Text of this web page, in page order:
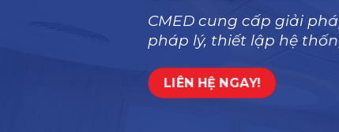
CMED cung cấp giải
pháp lý, thiết lập hệ
LIÊN HỆ NGAY!